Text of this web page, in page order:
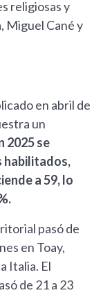
religiosas y
Miguel Cané y
en abril de
un
2025 se
habilitados,
a 59, lo
pasó de
en Toay,
Italia. El
de 21 a 23